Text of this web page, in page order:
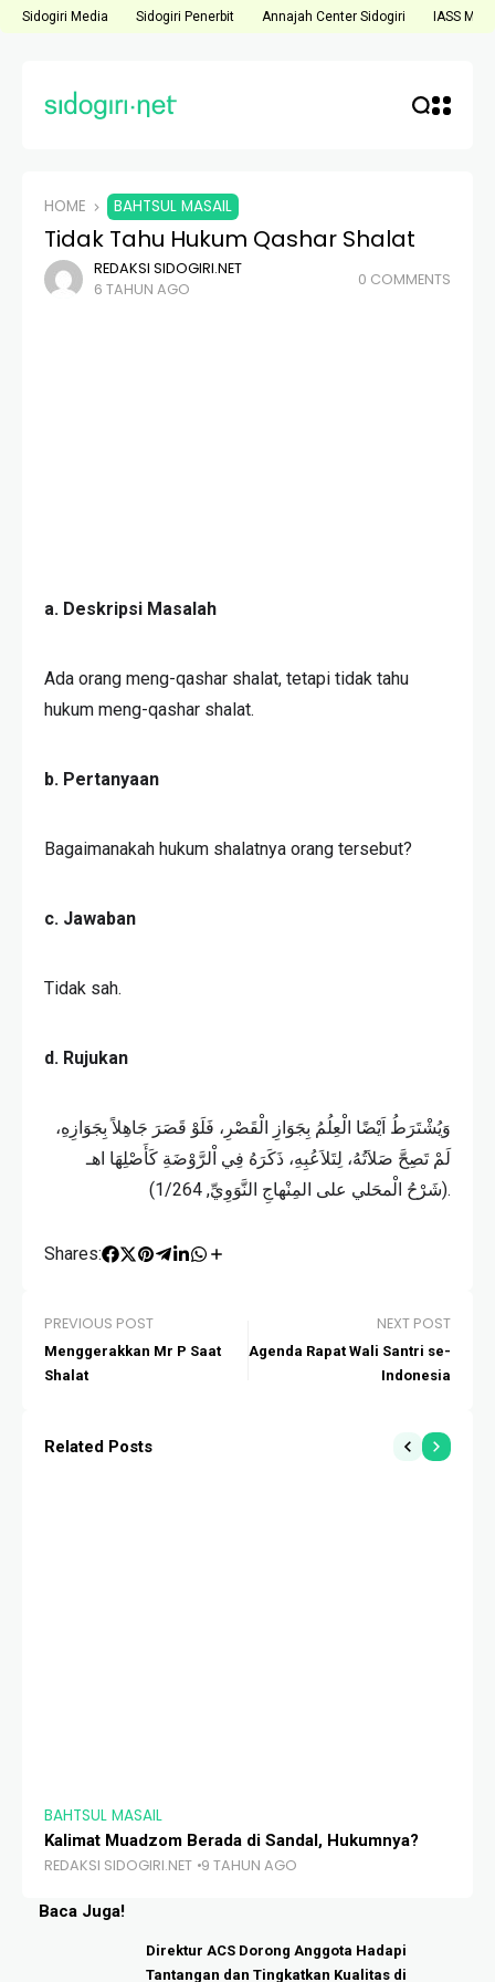
Sidogiri Media Sidogiri Penerbit Annajah Center Sidogiri IASS
HOME BAHTSUL MASAIL
Tidak Tahu Hukum Qashar Shalat
REDAKSI SIDOGIRI.NET
6 TAHUN AGO
0 COMMENTS
a. Deskripsi Masalah
Ada orang meng-qashar shalat, tetapi tidak tahu
hukum meng-qashar shalat.
b. Pertanyaan
Bagaimanakah hukum shalatnya orang tersebut?
c. Jawaban
Tidak sah.
d. Rujukan
وَيُشْتَرَطُ اَيْضًا الْعِلُمُ بِجَوَازِ الْقَصْرِ، فَلَوْ قَصَرَ جَاهِلاً بِجَوَازِهِ،
لَمْ تَصِحَّ صَلاَتُهُ، لِتَلاَعُبِهِ، ذَكَرَهُ فِي اْلرَّوْضَةِ كَأَصْلِهَا اهـ
(شَرْحُ الْمحَلي على المِنْهاجِ النَّوَوِيِّ, 1/264).
Shares:
PREVIOUS POST
Menggerakkan Mr P Saat
Shalat
NEXT POST
Agenda Rapat Wali Santri se-
Indonesia
Related Posts
BAHTSUL MASAIL
Kalimat Muadzom Berada di Sandal, Hukumnya?
REDAKSI SIDOGIRI.NET 9 TAHUN AGO
Baca Juga!
Direktur ACS Dorong Anggota Hadapi
Tantangan dan Tingkatkan Kualitas di